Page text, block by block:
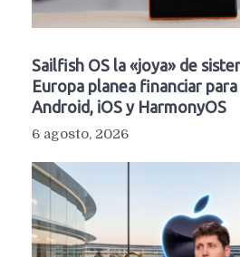
Sailfish OS la «joya» de
Europa planea financiar
Android, iOS y HarmonyOS
6 agosto, 2026